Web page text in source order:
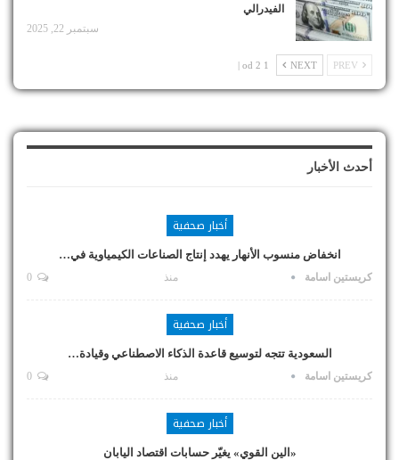
الفيدرالي
سبتمبر 22, 2025
NEXT
1 od 2 |
أحدث الأخبار
أخبار صحفية
انخفاض منسوب الأنهار يهدد إنتاج الصناعات الكيمياوية في…
كريستين اسامة منذ
أخبار صحفية
السعودية تتجه لتوسيع قاعدة الذكاء الاصطناعي وقيادة…
كريستين اسامة منذ
أخبار صحفية
«الين القوي» يغيّر حسابات اقتصاد اليابان